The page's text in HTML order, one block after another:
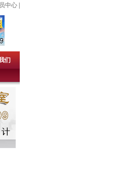
中心
们
审核成为免费的企业会员。——上杭人才